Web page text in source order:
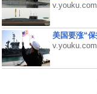
v.youku.com
美国要涨“
v.youku.com